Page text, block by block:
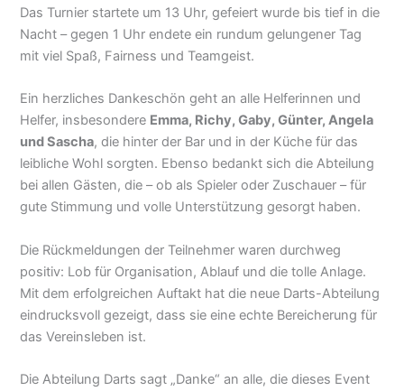
Das Turnier startete um 13 Uhr, gefeiert wurde bis tief in die
Nacht – gegen 1 Uhr endete ein rundum gelungener Tag
mit viel Spaß, Fairness und Teamgeist.
Ein herzliches Dankeschön geht an alle Helferinnen und
Helfer, insbesondere Emma, Richy, Gaby, Günter, Angela
und Sascha, die hinter der Bar und in der Küche für das
leibliche Wohl sorgten. Ebenso bedankt sich die Abteilung
bei allen Gästen, die – ob als Spieler oder Zuschauer – für
gute Stimmung und volle Unterstützung gesorgt haben.
Die Rückmeldungen der Teilnehmer waren durchweg
positiv: Lob für Organisation, Ablauf und die tolle Anlage.
Mit dem erfolgreichen Auftakt hat die neue Darts-Abteilung
eindrucksvoll gezeigt, dass sie eine echte Bereicherung für
das Vereinsleben ist.
Die Abteilung Darts sagt „Danke“ an alle, die dieses Event